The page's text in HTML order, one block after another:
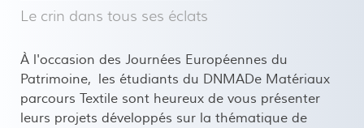
Le crin dans tous ses éclats
À l'occasion des Journées Européennes du
Patrimoine, les étudiants du DNMADe Matériaux
parcours Textile sont heureux de vous présenter
leurs projets développés sur la thématique de